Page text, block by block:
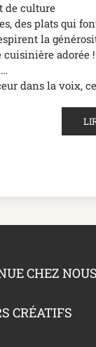
de culture
des plats qui
la
cuisinière adorée !
dans la voix,
CHEZ NOUS
CRÉATIFS